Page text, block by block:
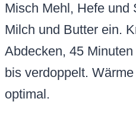
Misch Mehl, Hefe und
Milch und Butter ein.
Abdecken, 45
bis verdoppelt.
optimal.